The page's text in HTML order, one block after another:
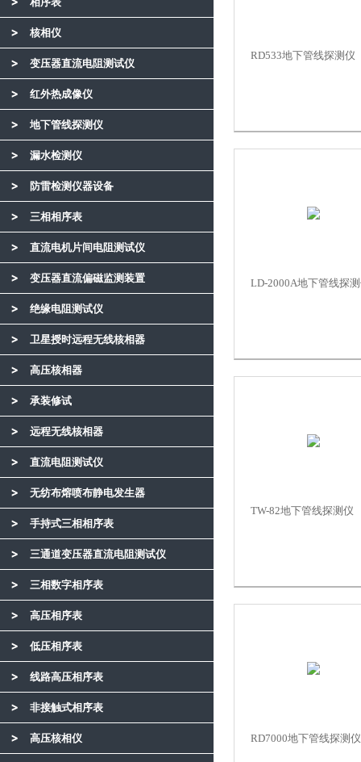
核相仪
变压器直流电阻测试仪
红外热成像仪
地下管线探测仪
漏水检测仪
防雷检测仪器设备
三相相序表
直流电机片间电阻测试仪
变压器直流偏磁监测装置
绝缘电阻测试仪
卫星授时远程无线核相器
高压核相器
承装修试
远程无线核相器
直流电阻测试仪
无纺布熔喷布静电发生器
手持式三相相序表
三通道变压器直流电阻测试仪
三相数字相序表
高压相序表
低压相序表
线路高压相序表
非接触式相序表
高压核相仪
RD533地下管线探测仪
LD-2000A地下管线探
TW-82地下管线探测仪
RD7000地下管线探测仪